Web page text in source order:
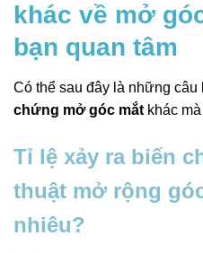
khác về mở
bạn quan tâm
Có thể sau đây là những câu
chứng mở góc mắt khác
Tỉ lệ xảy ra biến
thuật mở rộng
nhiêu?